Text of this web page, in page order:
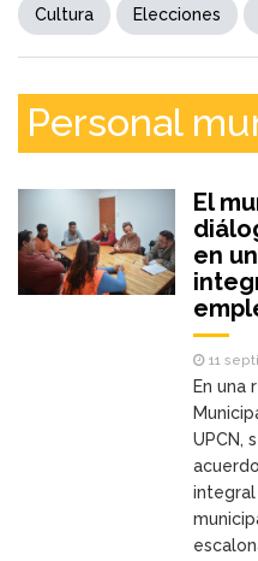
Cultura Elecciones
Personal
El
en
11
En una
UPCN,